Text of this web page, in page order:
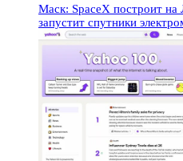
Маск: SpaceX построит
запустит спутники